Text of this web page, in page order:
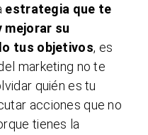
estrategia que te
mejorar su
tus objetivos, es
marketing no te
quién es tu
acciones que no
tienes la